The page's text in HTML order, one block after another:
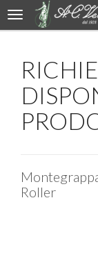
Roller